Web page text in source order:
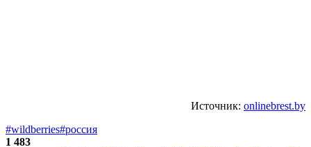
Источник: onlinebrest.by
#wildberries#россия
1 483